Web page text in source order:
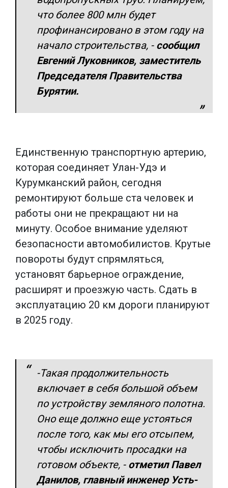
что более 800 млн будет
профинансировано в этом году на
начало строительства, - сообщил
Евгений Луковников, заместитель
Председателя Правительства
Бурятии.
Единственную транспортную артерию,
которая соединяет Улан-Удэ и
Курумканский район, сегодня
ремонтируют больше ста человек и
работы они не прекращают ни на
минуту. Особое внимание уделяют
безопасности автомобилистов. Крутые
повороты будут спрямляться,
установят барьерное ограждение,
расширят и проезжую часть. Сдать в
эксплуатацию 20 км дороги планируют
в 2025 году.
-Такая продолжительность
включает в себя большой объем
по устройству земляного полотна.
Оно еще должно еще устояться
после того, как мы его отсыпем,
чтобы исключить просадки на
готовом объекте, - отметил Павел
Данилов, главный инженер Усть-